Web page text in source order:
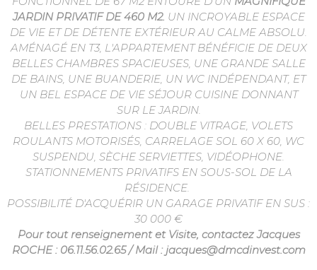
JARDIN PRIVATIF DE 460 M2. UN INCROYABLE ESPACE
DE VIE ET DE DÉTENTE EXTÉRIEUR AU CALME ABSOLU.
AMÉNAGÉ EN T3, L'APPARTEMENT BÉNÉFICIE DE DEUX
BELLES CHAMBRES SPACIEUSES, UNE GRANDE SALLE
DE BAINS, UNE BUANDERIE, UN WC INDÉPENDANT, ET
UN BEL ESPACE DE VIE SÉJOUR CUISINE DONNANT
SUR LE JARDIN.
BELLES PRESTATIONS : DOUBLE VITRAGE, VOLETS
ROULANTS MOTORISÉS, CARRELAGE SOL 60 X 60, WC
SUSPENDU, SÈCHE SERVIETTES, VIDÉOPHONE.
STATIONNEMENTS PRIVATIFS EN SOUS-SOL DE LA
RÉSIDENCE.
POSSIBILITÉ D'ACQUÉRIR UN GARAGE PRIVATIF EN SUS :
30 000 €
Pour tout renseignement et Visite, contactez Jacques
ROCHE : 06.11.56.02.65 / Mail : jacques@dmcdinvest.com